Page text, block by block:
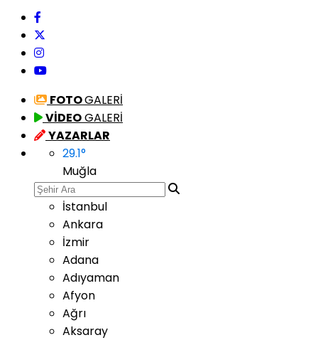
FOTOGALERİ
VİDEOGALERİ
YAZARLAR
29.1°
Muğla
İstanbul
Ankara
İzmir
Adana
Adıyaman
Afyon
Ağrı
Aksaray